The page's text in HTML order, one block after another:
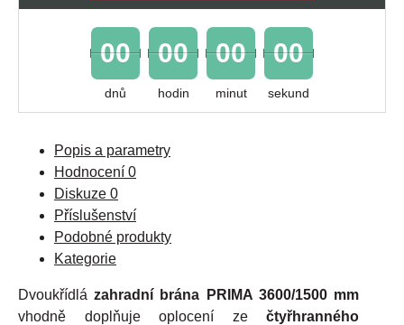
00
dnů
00
hodin
00
minut
00
sekund
Popis a parametry
Hodnocení 0
Diskuze 0
Příslušenství
Podobné produkty
Kategorie
Dvoukřídlázahradní brána PRIMA 3600/1500 mm
vhodně doplňuje oplocení ze čtyřhranného